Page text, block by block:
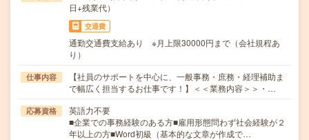
日+残業代）
交通費
通勤交通費支給あり ※月上限30000円まで（会社規程あ
り）
仕事内容
【社員のサポートを中心に、一般事務・庶務・経理補助ま
で幅広く担当するお仕事です！】＜＜業務内容＞＞・…
応募資格
英語力不要
■企業での事務経験のある方■雇用形態問わず社会経験が２
年以上の方■Word初級（基本的な文章が作成で…